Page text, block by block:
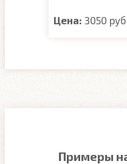
Цена: 3050 руб.
Примеры